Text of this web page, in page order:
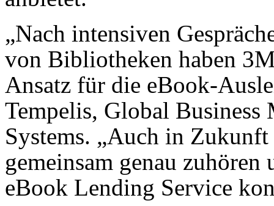
„Nach intensiven
von Bibliotheken haben
Ansatz für die eBook-
Tempelis, Global
Systems. „Auch in
gemeinsam genau
eBook Lending Service